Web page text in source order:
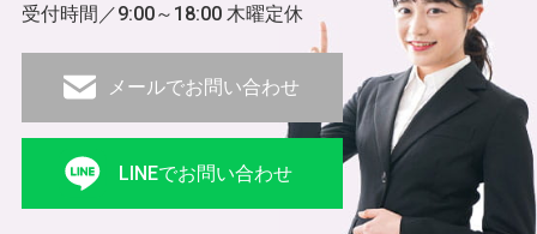
受付時間／9:00～18:00 木曜定休
メールでお問い合わせ
LINEでお問い合わせ